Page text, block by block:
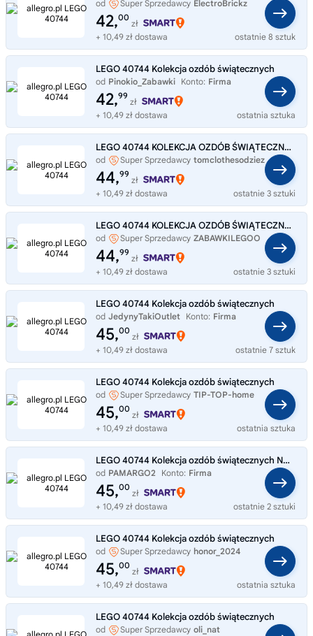
od Super Sprzedawcy ElectroBrickz
42,00
zł
+ 10,49 zł dostawa
ostatnie 8 sztuk
LEGO 40744 Kolekcja ozdób świątecznych
od Pinokio_Zabawki Konto: Firma
42,99
zł
+ 10,49 zł dostawa
ostatnia sztuka
LEGO 40744 KOLEKCJA OZDÓB ŚWIĄTECZNYCH 6+ 153 ELEMENTY
od Super Sprzedawcy tomclothesodziez
44,99
zł
+ 10,49 zł dostawa
ostatnie 3 sztuki
LEGO 40744 KOLEKCJA OZDÓB ŚWIĄTECZNYCH 6+ 153 ELEMENTY
od Super Sprzedawcy ZABAWKILEGOO
44,99
zł
+ 10,49 zł dostawa
ostatnie 3 sztuki
LEGO 40744 Kolekcja ozdób świątecznych
od JedynyTakiOutlet Konto: Firma
45,00
zł
+ 10,49 zł dostawa
ostatnie 7 sztuk
LEGO 40744 Kolekcja ozdób świątecznych
od Super Sprzedawcy TIP-TOP-home
45,00
zł
+ 10,49 zł dostawa
ostatnia sztuka
LEGO 40744 Kolekcja ozdób świątecznych NOWY
od PAMARGO2 Konto: Firma
45,00
zł
+ 10,49 zł dostawa
ostatnie 2 sztuki
LEGO 40744 Kolekcja ozdób świątecznych
od Super Sprzedawcy honor_2024
45,00
zł
+ 10,49 zł dostawa
ostatnia sztuka
LEGO 40744 Kolekcja ozdób świątecznych
od Super Sprzedawcy oli_nat